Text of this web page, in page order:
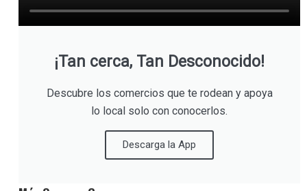
¡Tan cerca, Tan Desconocido!
Descubre los comercios que te rodean y apoya
lo local solo con conocerlos.
Descarga la App